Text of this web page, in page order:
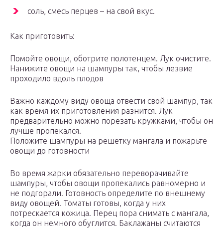
соль, смесь перцев – на свой вкус.
Как приготовить:
Помойте овощи, оботрите полотенцем. Лук очистите.
Нанижите овощи на шампуры так, чтобы лезвие
проходило вдоль плодов
Важно каждому виду овоща отвести свой шампур, так
как время их приготовления разнится. Лук
предварительно можно порезать кружками, чтобы он
лучше пропекался.
Положите шампуры на решетку мангала и пожарьте
овощи до готовности
Во время жарки обязательно переворачивайте
шампуры, чтобы овощи пропекались равномерно и
не подгорали. Готовность определите по внешнему
виду овощей. Томаты готовы, когда у них
потрескается кожица. Перец пора снимать с мангала,
когда он немного обуглится. Баклажаны считаются